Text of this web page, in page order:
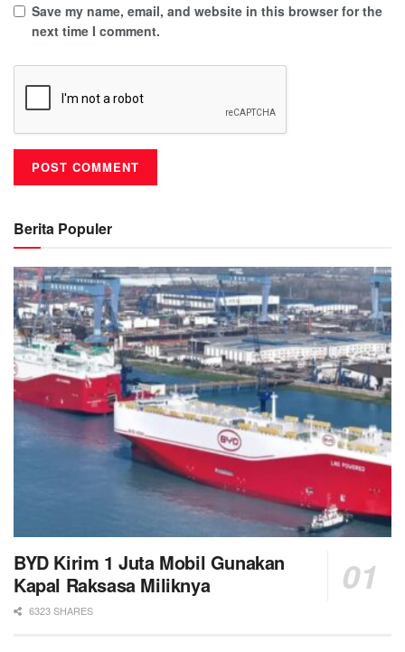
Save my name, email, and website in this browser for the
next time I comment.
Berita Populer
BYD Kirim 1 Juta Mobil Gunakan
Kapal Raksasa Miliknya
6323 SHARES